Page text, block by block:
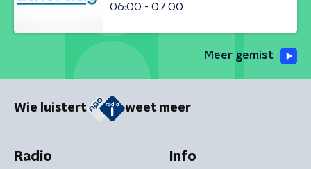
06:00 - 07:00
Meer gemist
Wie luistert weet meer
Radio Info